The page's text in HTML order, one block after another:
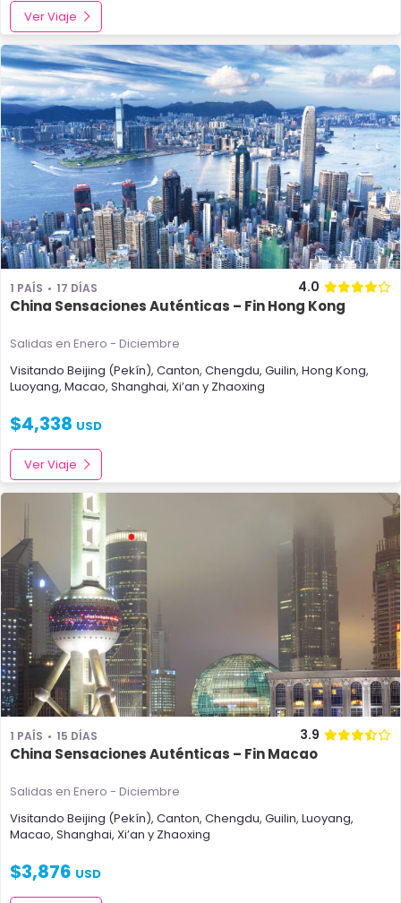
Ver Viaje
1 PAÍS 17 DÍAS 4.0
China Sensaciones Auténticas – Fin Hong Kong
Salidas en Enero - Diciembre
Visitando Beijing (Pekín), Canton, Chengdu, Guilin, Hong Kong,
Luoyang, Macao, Shanghai, Xi’an y Zhaoxing
$4,338 USD
Ver Viaje
1 PAÍS 15 DÍAS 3.9
China Sensaciones Auténticas – Fin Macao
Salidas en Enero - Diciembre
Visitando Beijing (Pekín), Canton, Chengdu, Guilin, Luoyang,
Macao, Shanghai, Xi’an y Zhaoxing
$3,876 USD